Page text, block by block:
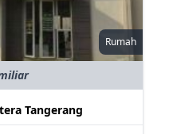
Rumah
Tangerang